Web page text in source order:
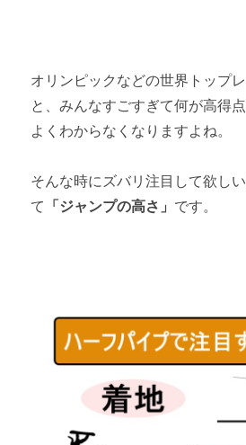
オリンピックなどの世界トップ
と、みんなすごすぎて何が高得
よくわからなくなりますよね。
そんな時にズバリ注目して欲し
て
「ジャンプの高さ」 です。